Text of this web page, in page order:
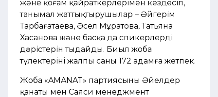
және қоғам қайраткерлерімен кездесіп,
танымал жаттықтырушылар – Әйгерім
Тарбағатаева, Әсел Мұратова, Татьяна
Хасанова және басқа да спикерлердің
дәрістерін тыңдайды. Биыл жоба
түлектерінің жалпы саны 172 адамға жетпек.
Жоба «AMANAT» партиясының Әйелдер
қанаты мен Саяси менеджмент